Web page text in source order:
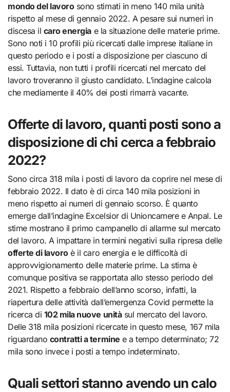
mondo del lavorosono stimati in meno 140 mila unità
rispetto al mese di gennaio 2022. A pesare sui numeri in
discesa il caro energiae la situazione delle materie prime.
Sono noti i 10 profili più ricercati dalle imprese italiane in
questo periodo e i posti a disposizione per ciascuno di
essi. Tuttavia, non tutti i profili ricercati nel mercato del
lavoro troveranno il giusto candidato. L’indagine calcola
che mediamente il 40% dei posti rimarrà vacante.
Offerte di lavoro, quanti posti sono a
disposizione di chi cerca a febbraio
2022?
Sono circa 318 mila i posti di lavoro da coprire nel mese di
febbraio 2022. Il dato è di circa 140 mila posizioni in
meno rispetto ai numeri di gennaio scorso. È quanto
emerge dall’indagine Excelsior di Unioncamere e Anpal. Le
stime mostrano il primo campanello di allarme sul mercato
del lavoro. A impattare in termini negativi sulla ripresa delle
offerte di lavoroè il caro energia e le difficoltà di
approvvigionamento delle materie prime. La stima è
comunque positiva se rapportata allo stesso periodo del
2021. Rispetto a febbraio dell’anno scorso, infatti, la
riapertura delle attività dall’emergenza Covid permette la
ricerca di 102 mila nuove unitàsul mercato del lavoro.
Delle 318 mila posizioni ricercate in questo mese, 167 mila
riguardano contratti a termine e a tempo determinato; 72
mila sono invece i posti a tempo indeterminato.
Quali settori stanno avendo un calo